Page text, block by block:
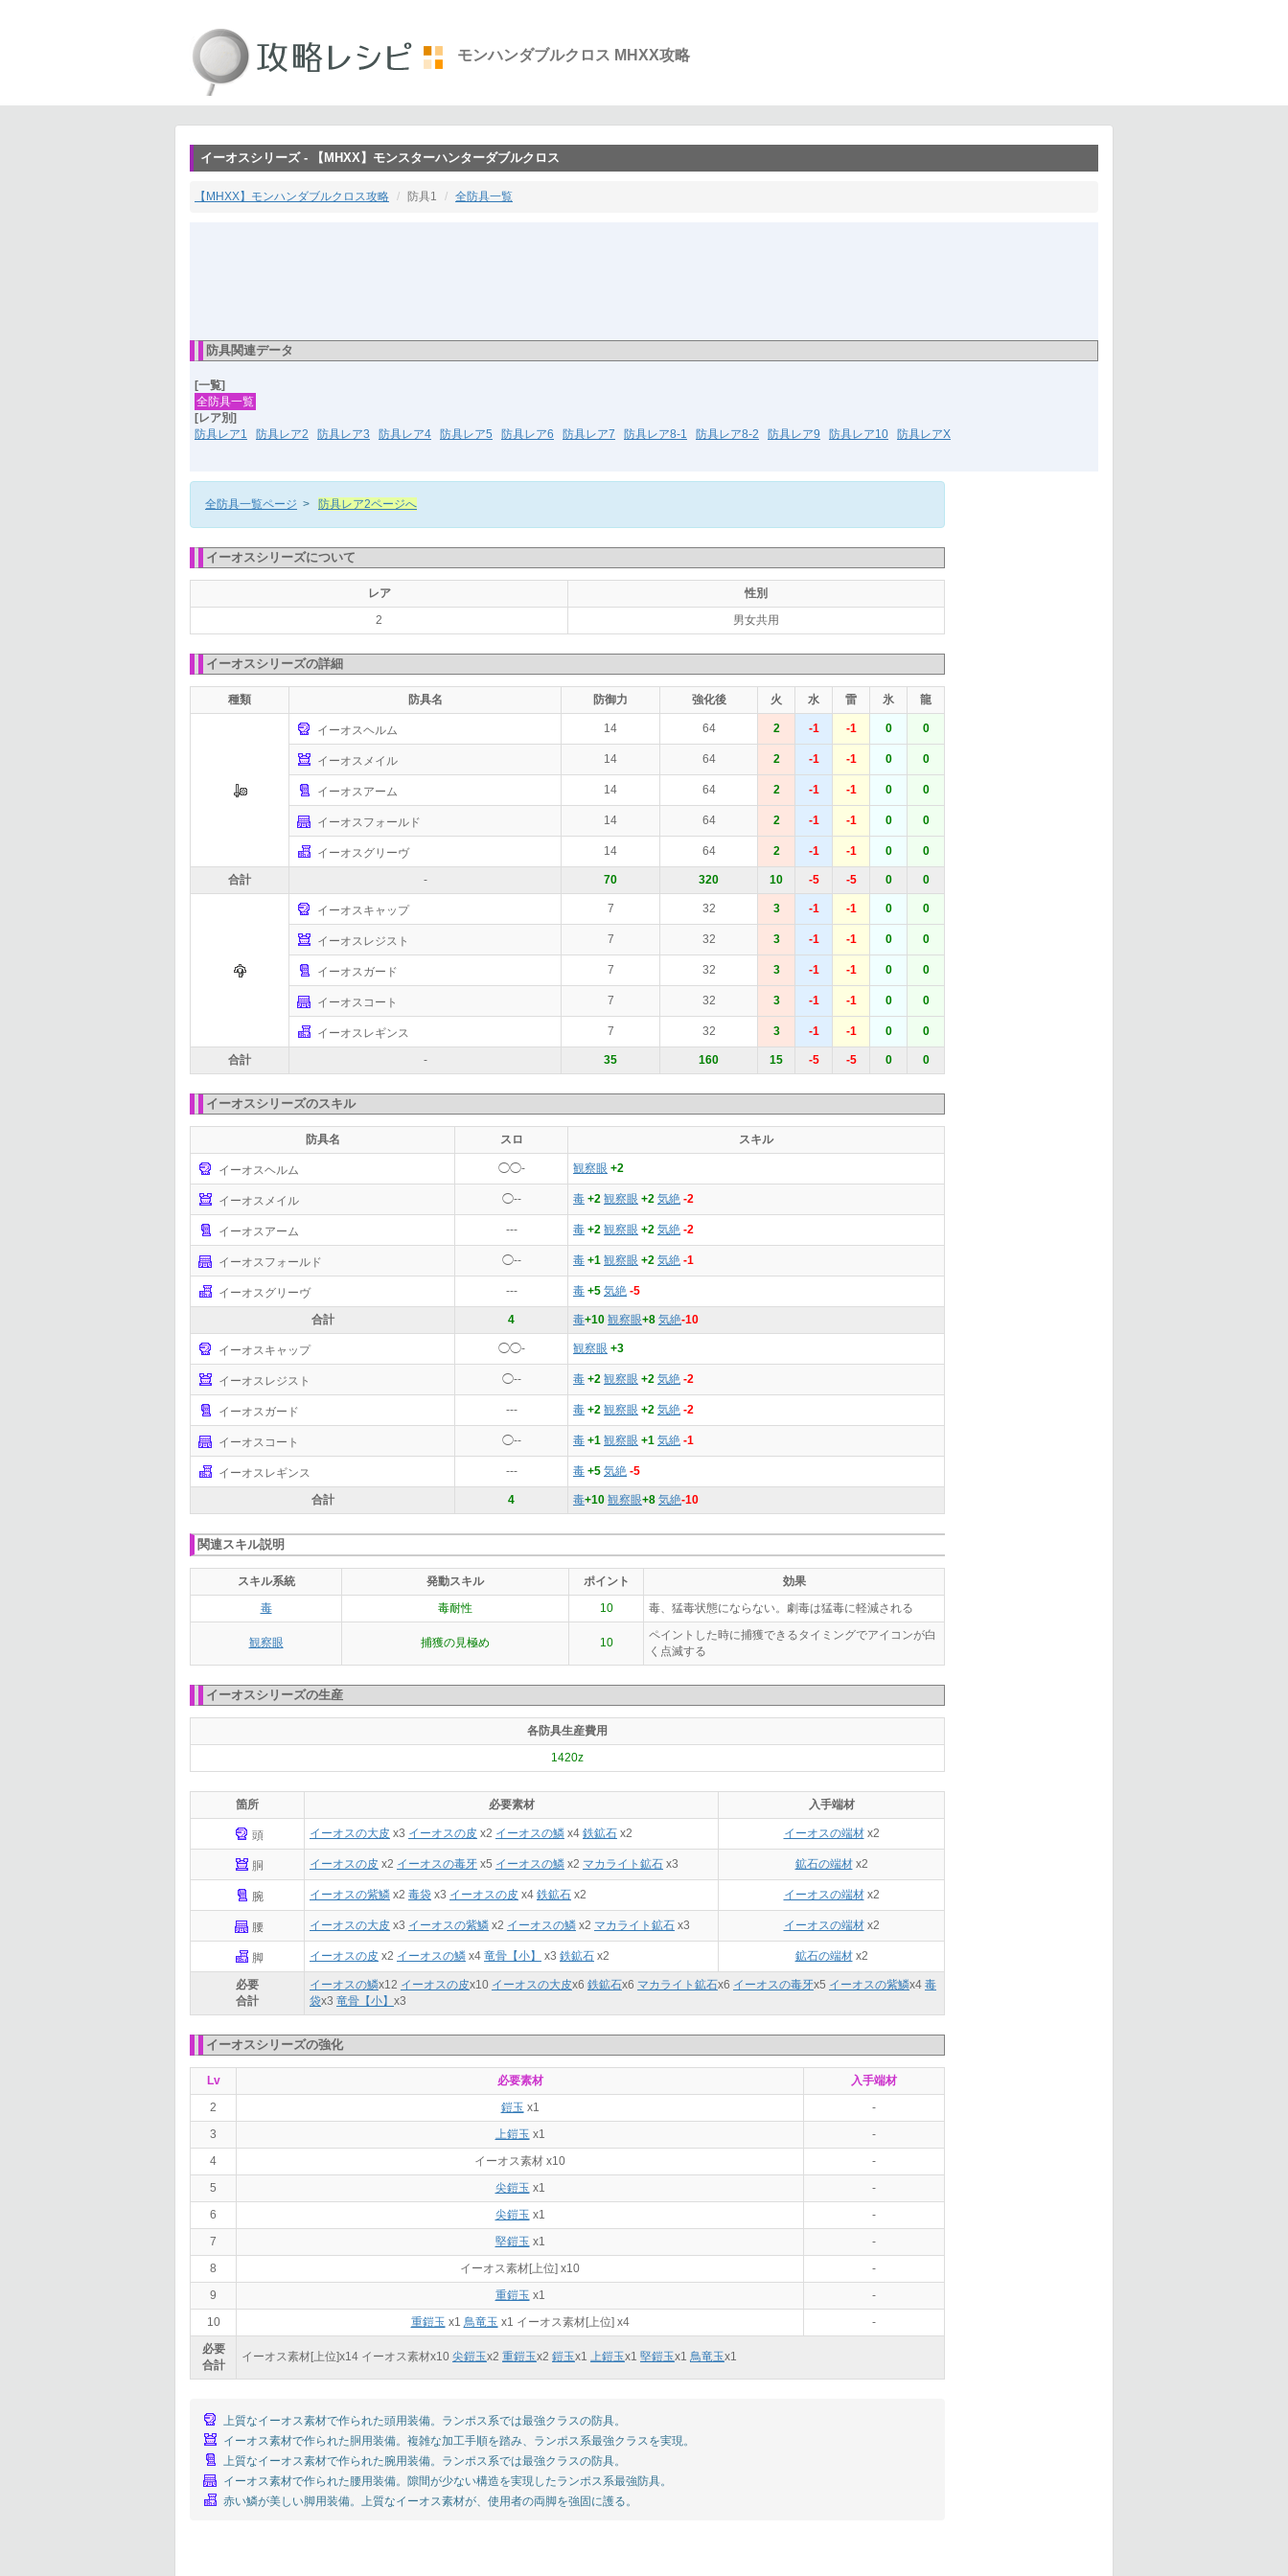
モンハンダブルクロス MHXX攻略
イーオスシリーズ - 【MHXX】モンスターハンターダブルクロス
【MHXX】モンハンダブルクロス攻略 防具1 全防具一覧
防具関連データ
[一覧]
全防具一覧
[レア別]
防具レア1
防具レア2 防具レア3 防具レア4 防具レア5 防具レア6 防具レア7 防具レア8-1 防具レア8-2 防具レア9 防具レア10 防具レアX
全防具一覧ページ > 防具レア2ページへ
イーオスシリーズについて
レア
性別
2
男女共用
イーオスシリーズの詳細
種類 防具名 防御力 強化後 火 水 雷 氷 龍
イーオスヘルム 14 64 2 -1 -1 0 0
イーオスメイル 14 64 2 -1 -1 0 0
イーオスアーム 14 64 2 -1 -1 0 0
イーオスフォールド 14 64 2 -1 -1 0 0
イーオスグリーヴ 14 64 2 -1 -1 0 0
合計 - 70 320 10 -5 -5 0 0
イーオスキャップ 7 32 3 -1 -1 0 0
イーオスレジスト 7 32 3 -1 -1 0 0
イーオスガード 7 32 3 -1 -1 0 0
イーオスコート 7 32 3 -1 -1 0 0
イーオスレギンス 7 32 3 -1 -1 0 0
合計 - 35 160 15 -5 -5 0 0
イーオスシリーズのスキル
防具名 スロ スキル
イーオスヘルム ◯◯- 観察眼 +2
イーオスメイル ◯-- 毒 +2 観察眼 +2 気絶 -2
イーオスアーム --- 毒 +2 観察眼 +2 気絶 -2
イーオスフォールド ◯-- 毒 +1 観察眼 +2 気絶 -1
イーオスグリーヴ --- 毒 +5 気絶 -5
合計 4 毒+10 観察眼+8 気絶-10
イーオスキャップ ◯◯- 観察眼 +3
イーオスレジスト ◯-- 毒 +2 観察眼 +2 気絶 -2
イーオスガード --- 毒 +2 観察眼 +2 気絶 -2
イーオスコート ◯-- 毒 +1 観察眼 +1 気絶 -1
イーオスレギンス --- 毒 +5 気絶 -5
合計 4 毒+10 観察眼+8 気絶-10
関連スキル説明
スキル系統 発動スキル ポイント
効果
毒
毒耐性 10 毒、猛毒状態にならない。劇毒は猛毒に軽減される
観察眼 捕獲の見極め 10
ペイントした時に捕獲できるタイミングでアイコンが白
く点滅する
イーオスシリーズの生産
各防具生産費用
1420z
箇所 必要素材 入手端材
頭 イーオスの大皮 x3 イーオスの皮 x2 イーオスの鱗 x4 鉄鉱石 x2 イーオスの端材x2
胴 イーオスの皮 x2 イーオスの毒牙 x5 イーオスの鱗 x2 マカライト鉱石 x3 鉱石の端材x2
腕 イーオスの紫鱗 x2 毒袋 x3 イーオスの皮 x4 鉄鉱石 x2 イーオスの端材x2
腰 イーオスの大皮 x3 イーオスの紫鱗 x2 イーオスの鱗 x2 マカライト鉱石 x3 イーオスの端材x2
脚 イーオスの皮 x2 イーオスの鱗 x4 竜骨【小】 x3 鉄鉱石 x2 鉱石の端材x2
必要
合計
イーオスの鱗x12 イーオスの皮x10 イーオスの大皮x6 鉄鉱石x6 マカライト鉱石x6 イーオスの毒牙x5 イーオスの紫鱗x4 毒
袋x3 竜骨【小】 x3
イーオスシリーズの強化
Lv 必要素材
入手端材
2
鎧玉 x1
-
3
上鎧玉 x1
-
4
イーオス素材 x10
-
5
尖鎧玉 x1
-
6
尖鎧玉 x1
-
7
堅鎧玉 x1
-
8
イーオス素材[上位] x10
-
9
重鎧玉 x1
-
10
重鎧玉 x1 鳥竜玉 x1 イーオス素材[上位] x4
-
必要
合計
イーオス素材[上位]x14 イーオス素材x10 尖鎧玉x2 重鎧玉x2 鎧玉x1 上鎧玉x1 堅鎧玉x1 鳥竜玉x1
上質なイーオス素材で作られた頭用装備。ランポス系では最強クラスの防具。
イーオス素材で作られた胴用装備。複雑な加工手順を踏み、ランポス系最強クラスを実現。
上質なイーオス素材で作られた腕用装備。ランポス系では最強クラスの防具。
イーオス素材で作られた腰用装備。隙間が少ない構造を実現したランポス系最強防具。
赤い鱗が美しい脚用装備。上質なイーオス素材が、使用者の両脚を強固に護る。